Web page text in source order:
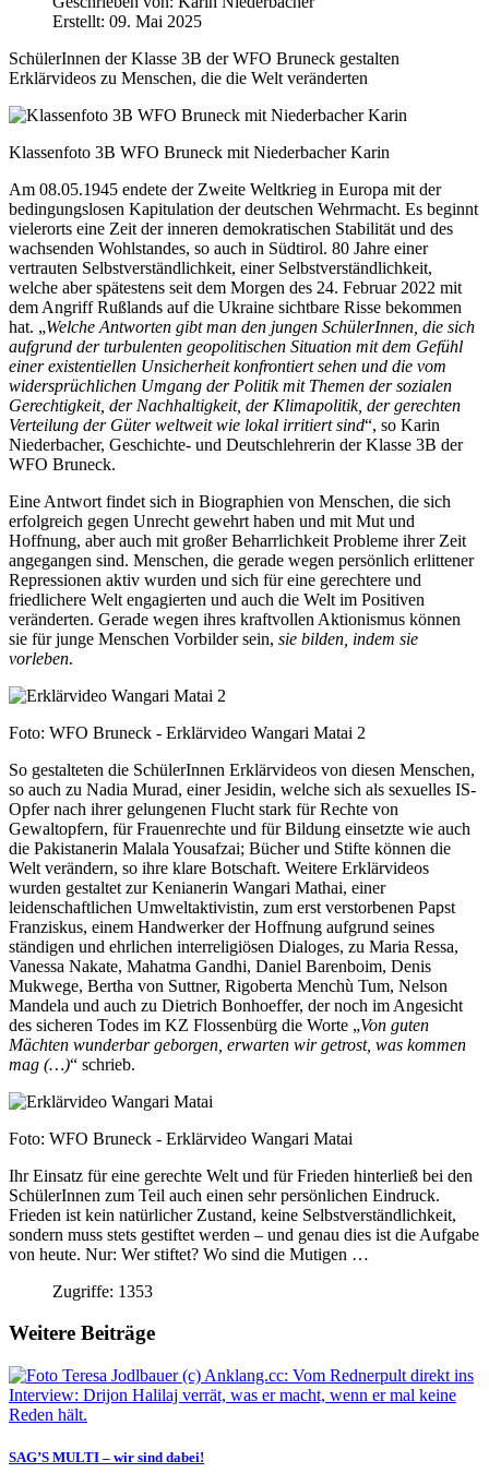
Erstellt: 09. Mai 2025
SchülerInnen der Klasse 3B der WFO Bruneck gestalten
Erklärvideos zu Menschen, die die Welt veränderten
Klassenfoto 3B WFO Bruneck mit Niederbacher Karin
Am 08.05.1945 endete der Zweite Weltkrieg in Europa mit der
bedingungslosen Kapitulation der deutschen Wehrmacht. Es beginnt
vielerorts eine Zeit der inneren demokratischen Stabilität und des
wachsenden Wohlstandes, so auch in Südtirol. 80 Jahre einer
vertrauten Selbstverständlichkeit, einer Selbstverständlichkeit,
welche aber spätestens seit dem Morgen des 24. Februar 2022 mit
dem Angriff Rußlands auf die Ukraine sichtbare Risse bekommen
hat. „Welche Antworten gibt man den jungen SchülerInnen, die sich
aufgrund der turbulenten geopolitischen Situation mit dem Gefühl
einer existentiellen Unsicherheit konfrontiert sehen und die vom
widersprüchlichen Umgang der Politik mit Themen der sozialen
Gerechtigkeit, der Nachhaltigkeit, der Klimapolitik, der gerechten
Verteilung der Güter weltweit wie lokal irritiert sind“, so Karin
Niederbacher, Geschichte- und Deutschlehrerin der Klasse 3B der
WFO Bruneck.
Eine Antwort findet sich in Biographien von Menschen, die sich
erfolgreich gegen Unrecht gewehrt haben und mit Mut und
Hoffnung, aber auch mit großer Beharrlichkeit Probleme ihrer Zeit
angegangen sind. Menschen, die gerade wegen persönlich erlittener
Repressionen aktiv wurden und sich für eine gerechtere und
friedlichere Welt engagierten und auch die Welt im Positiven
veränderten. Gerade wegen ihres kraftvollen Aktionismus können
sie für junge Menschen Vorbilder sein, sie bilden, indem sie
vorleben.
Foto: WFO Bruneck - Erklärvideo Wangari Matai 2
So gestalteten die SchülerInnen Erklärvideos von diesen Menschen,
so auch zu Nadia Murad, einer Jesidin, welche sich als sexuelles IS-
Opfer nach ihrer gelungenen Flucht stark für Rechte von
Gewaltopfern, für Frauenrechte und für Bildung einsetzte wie auch
die Pakistanerin Malala Yousafzai; Bücher und Stifte können die
Welt verändern, so ihre klare Botschaft. Weitere Erklärvideos
wurden gestaltet zur Kenianerin Wangari Mathai, einer
leidenschaftlichen Umweltaktivistin, zum erst verstorbenen Papst
Franziskus, einem Handwerker der Hoffnung aufgrund seines
ständigen und ehrlichen interreligiösen Dialoges, zu Maria Ressa,
Vanessa Nakate, Mahatma Gandhi, Daniel Barenboim, Denis
Mukwege, Bertha von Suttner, Rigoberta Menchù Tum, Nelson
Mandela und auch zu Dietrich Bonhoeffer, der noch im Angesicht
des sicheren Todes im KZ Flossenbürg die Worte „Von guten
Mächten wunderbar geborgen, erwarten wir getrost, was kommen
mag (…)“ schrieb.
Foto: WFO Bruneck - Erklärvideo Wangari Matai
Ihr Einsatz für eine gerechte Welt und für Frieden hinterließ bei den
SchülerInnen zum Teil auch einen sehr persönlichen Eindruck.
Frieden ist kein natürlicher Zustand, keine Selbstverständlichkeit,
sondern muss stets gestiftet werden – und genau dies ist die Aufgabe
von heute. Nur: Wer stiftet? Wo sind die Mutigen …
Zugriffe: 1353
Weitere Beiträge
SAG’S MULTI – wir sind dabei!